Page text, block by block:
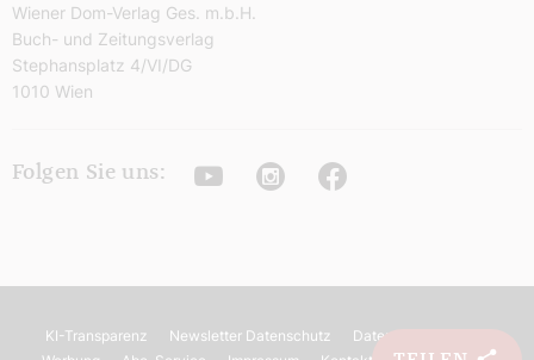
Wiener Dom-Verlag Ges. m.b.H.
Buch- und Zeitungsverlag
Stephansplatz 4/VI/DG
1010 Wien
Folgen Sie uns: YoutubeInstagramFacebook
KI-Transparenz Newsletter Datenschutz Datenschutz